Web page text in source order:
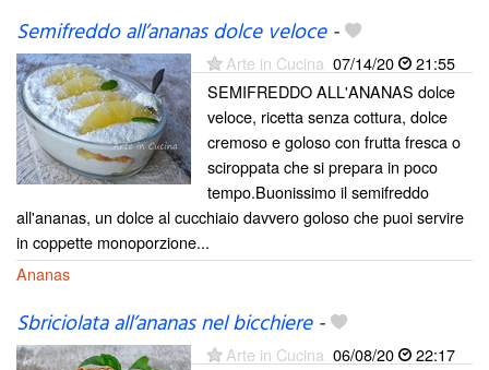
Semifreddo all’ananas dolce veloce-
Arte in Cucina 07/14/20
21:55
SEMIFREDDO ALL'ANANAS dolce
veloce, ricetta senza cottura, dolce
cremoso e goloso con frutta fresca o
sciroppata che si prepara in poco
tempo.Buonissimo il semifreddo
all'ananas, un dolce al cucchiaio davvero goloso che puoi servire
in coppette monoporzione...
Ananas
Sbriciolata all’ananas nel bicchiere-
Arte in Cucina 06/08/20
22:17